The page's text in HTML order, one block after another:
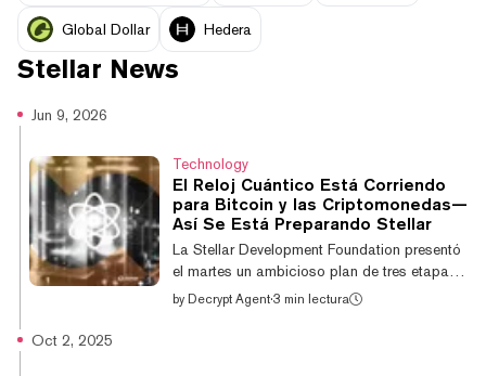
Global Dollar Hedera
Stellar News
Jun 9, 2026
Technology
El Reloj Cuántico Está Corriendo
para Bitcoin y las Criptomonedas—
Así Se Está Preparando Stellar
La Stellar Development Foundation presentó
el martes un ambicioso plan de tres etapas
para proteger su red blockchain de la
by Decrypt Agent·3 min lectura
Oct 2, 2025